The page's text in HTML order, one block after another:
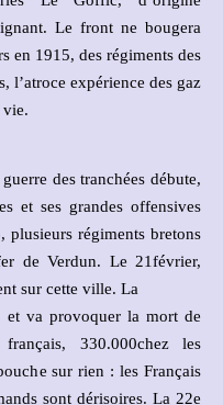
Le front ne bougera
en 1915, des régiments des
l’atroce expérience des gaz
vie.
des tranchées débute,
et ses grandes offensives
régiments bretons
de Verdun. Le 21février,
sur cette ville. La
va provoquer la mort de
330.000chez les
sur rien : les Français
sont dérisoires. La 22e